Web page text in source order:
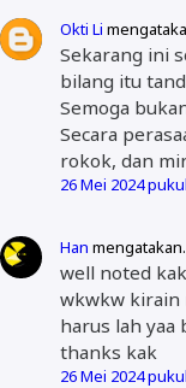
Okti Li
Sekarang ini
bilang itu
Semoga
Secara
rokok, dan
26 Mei 2024
Han
well noted
wkwkw kirain
harus lah yaa
thanks kak
26 Mei 2024